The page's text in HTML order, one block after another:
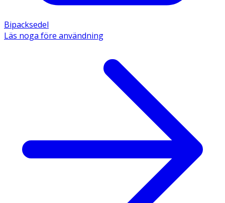
Bipacksedel
Läs noga före användning